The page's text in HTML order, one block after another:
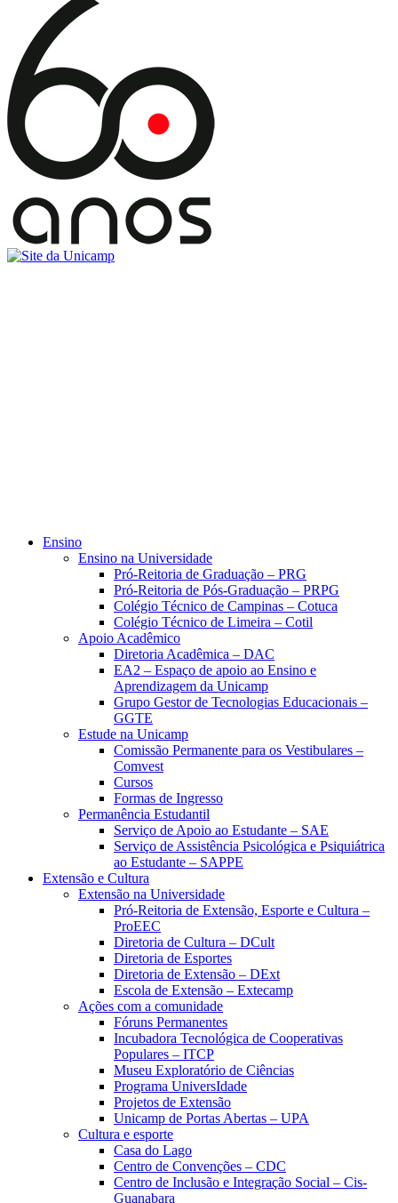
Ensino
Ensino na Universidade
Pró-Reitoria de Graduação – PRG
Pró-Reitoria de Pós-Graduação – PRPG
Colégio Técnico de Campinas – Cotuca
Colégio Técnico de Limeira – Cotil
Apoio Acadêmico
Diretoria Acadêmica – DAC
EA2 – Espaço de apoio ao Ensino e
Aprendizagem da Unicamp
Grupo Gestor de Tecnologias Educacionais –
GGTE
Estude na Unicamp
Comissão Permanente para os Vestibulares –
Comvest
Cursos
Formas de Ingresso
Permanência Estudantil
Serviço de Apoio ao Estudante – SAE
Serviço de Assistência Psicológica e Psiquiátrica
ao Estudante – SAPPE
Extensão e Cultura
Extensão na Universidade
Pró-Reitoria de Extensão, Esporte e Cultura –
ProEEC
Diretoria de Cultura – DCult
Diretoria de Esportes
Diretoria de Extensão – DExt
Escola de Extensão – Extecamp
Ações com a comunidade
Fóruns Permanentes
Incubadora Tecnológica de Cooperativas
Populares – ITCP
Museu Exploratório de Ciências
Programa UniversIdade
Projetos de Extensão
Unicamp de Portas Abertas – UPA
Cultura e esporte
Casa do Lago
Centro de Convenções – CDC
Centro de Inclusão e Integração Social – Cis-
Guanabara